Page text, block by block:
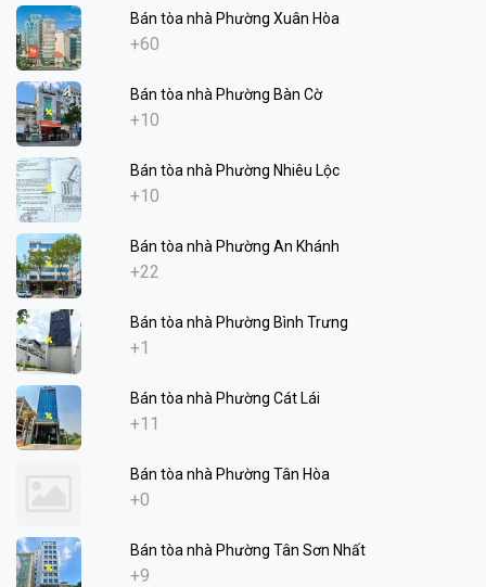
Bán tòa nhà Phường Xuân Hòa
+60
Bán tòa nhà Phường Bàn Cờ
+10
Bán tòa nhà Phường Nhiêu Lộc
+10
Bán tòa nhà Phường An Khánh
+22
Bán tòa nhà Phường Bình Trưng
+1
Bán tòa nhà Phường Cát Lái
+11
Bán tòa nhà Phường Tân Hòa
+0
Bán tòa nhà Phường Tân Sơn Nhất
+9